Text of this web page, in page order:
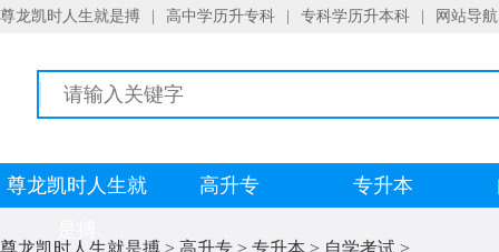
尊龙凯时人生就是搏 高中学历升专科 专科学历升本科 网站导航
尊龙凯时人生就
高升专 专升本
尊龙凯时人生就是搏 > 高升专 > 专升本 > 自学考试 >